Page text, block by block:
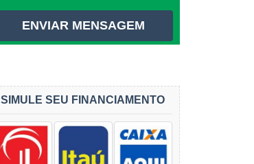
SIMULE SEU FINANCIAMENTO